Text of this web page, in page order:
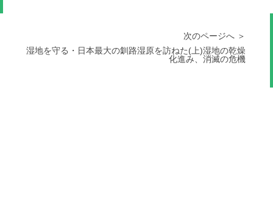
次のページへ ＞
湿地を守る・日本最大の釧路湿原を訪ねた(上)湿地の乾燥
化進み、消滅の危機